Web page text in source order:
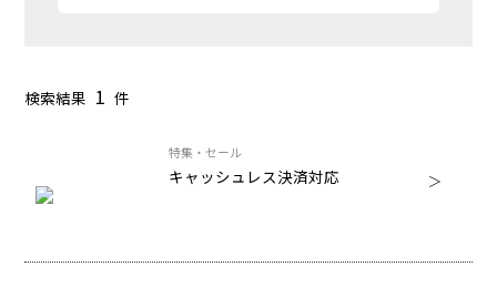
検索結果 1 件
特集・セール
キャッシュレス決済対応